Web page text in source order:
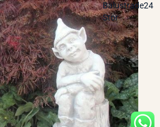
Balustrade24
Stor